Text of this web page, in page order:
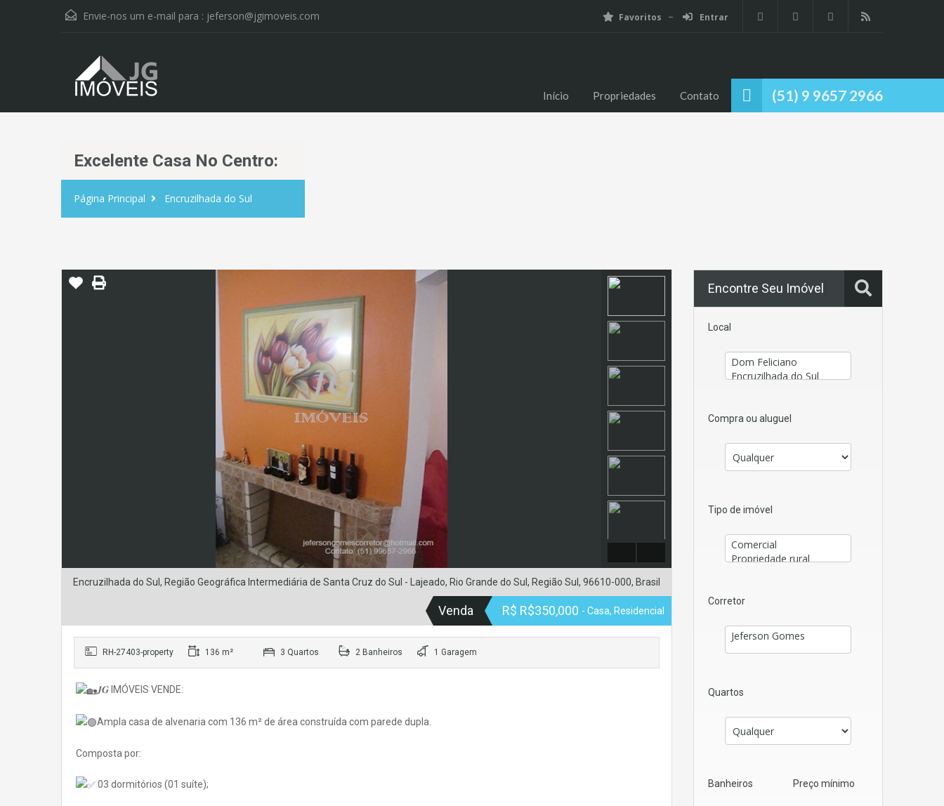
Envie-nos um e-mail para : jeferson@jgimoveis.com Favoritos Entrar
(51) 9 9657 2966
Início Propriedades Contato
Excelente Casa No Centro:
Página Principal Encruzilhada do Sul
Encruzilhada do Sul, Região Geográfica Intermediária de Santa Cruz do Sul - Lajeado, Rio Grande do Sul, Região Sul, 96610-000, Brasil
Venda R$ R$350,000 - Casa, Residencial
RH-27403-property 136 m² 3 Quartos 2 Banheiros 1 Garagem
𝑱𝑮 IMÓVEIS VENDE:
Ampla casa de alvenaria com 136 m² de área construída com parede dupla.
Composta por:
03 dormitórios (01 suíte);
Encontre Seu Imóvel
Local
Compra ou aluguel
Tipo de imóvel
Corretor
Quartos
Banheiros Preço mínimo